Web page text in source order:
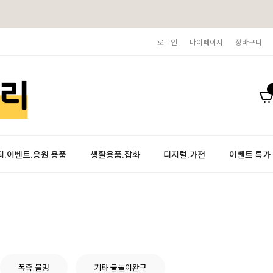
로그인 마이페이지 장바구니
.이벤트.응원 용품 생활용품.잡화 디지털.가전 이벤트 특가
폭죽.불멍 기타 물놀이완구